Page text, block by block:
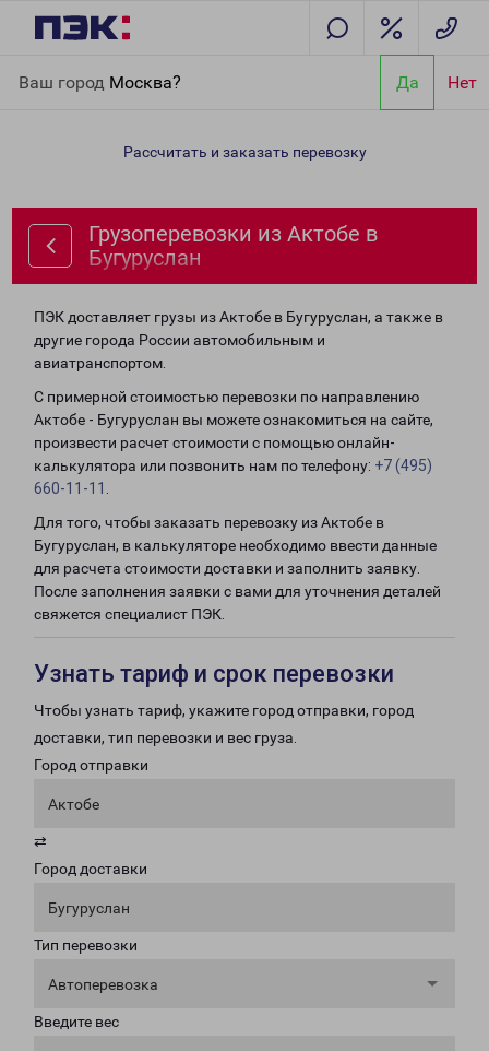
Ваш город Москва? Да Нет
Бугуруслан
Рассчитать и заказать перевозку
Грузоперевозки из Актобе в
Бугуруслан
ПЭК доставляет грузы из Актобе в Бугуруслан, а также в
другие города России автомобильным и
авиатранспортом.
С примерной стоимостью перевозки по направлению
Актобе - Бугуруслан вы можете ознакомиться на сайте,
произвести расчет стоимости с помощью онлайн-
калькулятора или позвонить нам по телефону: +7 (495)
660-11-11
Для того, чтобы заказать перевозку из Актобе в
Бугуруслан, в калькуляторе необходимо ввести данные
для расчета стоимости доставки и заполнить заявку.
После заполнения заявки с вами для уточнения деталей
свяжется специалист ПЭК.
Узнать тариф и срок перевозки
Чтобы узнать тариф, укажите город отправки, город
доставки, тип перевозки и вес груза.
Город отправки
Актобе
⇄
Город доставки
Бугуруслан
Тип перевозки
Автоперевозка
Введите вес